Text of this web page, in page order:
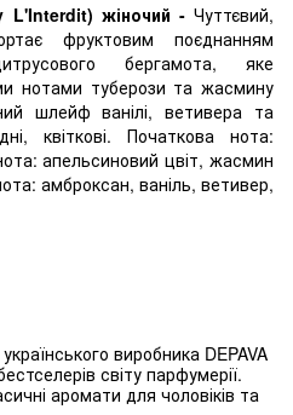
L'Interdit) жіночий - Чуттєвий,
фруктовим поєднанням
бергамота, яке
нотами туберози та жасмину
шлейф ванілі, ветивера та
квіткові. Початкова нота:
апельсиновий цвіт, жасмин
амброксан, ваніль, ветивер,
виробника DEPAVA
світу парфумерії.
аромати для чоловіків та